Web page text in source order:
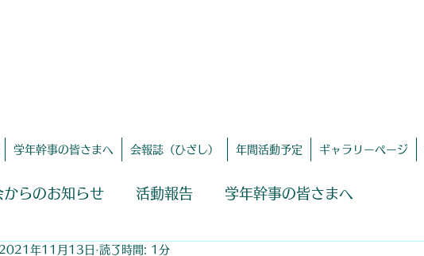
学年幹事の皆さまへ 会報誌（ひざし） 年間活動予定 ギャラリーページ
からのお知らせ 活動報告 学年幹事の皆さまへ
2021年11月13日 読了時間: 1分